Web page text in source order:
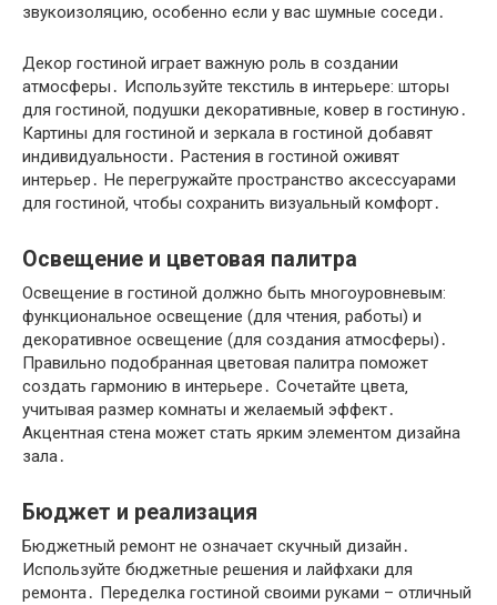
звукоизоляцию‚ особенно если у вас шумные соседи․
Декор гостиной играет важную роль в создании
атмосферы․ Используйте текстиль в интерьере: шторы
для гостиной‚ подушки декоративные‚ ковер в гостиную․
Картины для гостиной и зеркала в гостиной добавят
индивидуальности․ Растения в гостиной оживят
интерьер․ Не перегружайте пространство аксессуарами
для гостиной‚ чтобы сохранить визуальный комфорт․
Освещение и цветовая палитра
Освещение в гостиной должно быть многоуровневым:
функциональное освещение (для чтения‚ работы) и
декоративное освещение (для создания атмосферы)․
Правильно подобранная цветовая палитра поможет
создать гармонию в интерьере․ Сочетайте цвета‚
учитывая размер комнаты и желаемый эффект․
Акцентная стена может стать ярким элементом дизайна
зала․
Бюджет и реализация
Бюджетный ремонт не означает скучный дизайн․
Используйте бюджетные решения и лайфхаки для
ремонта․ Переделка гостиной своими руками – отличный